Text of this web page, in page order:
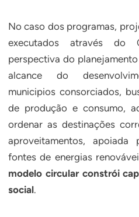
No caso dos programas,
executados através do
perspectiva do
alcance do
municipios consorciados,
de produção e consumo,
ordenar as destinações
aproveitamentos,
fontes de energias
modelo circular constrói
social.